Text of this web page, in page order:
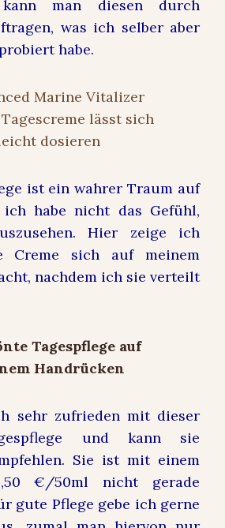
kann man diesen durch
was ich selber aber
habe.
ist ein wahrer Traum auf
habe nicht das Gefühl,
Hier zeige ich
Creme sich auf meinem
nachdem ich sie verteilt
sehr zufrieden mit dieser
und kann sie
Sie ist mit einem
€/50ml nicht gerade
gute Pflege gebe ich gerne